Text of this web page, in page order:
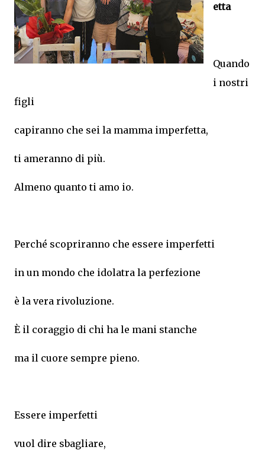
etta
Quando
i nostri
figli
capiranno che sei la mamma imperfetta,
ti ameranno di più.
Almeno quanto ti amo io.
Perché scopriranno che essere imperfetti
in un mondo che idolatra la perfezione
è la vera rivoluzione.
È il coraggio di chi ha le mani stanche
ma il cuore sempre pieno.
Essere imperfetti
vuol dire sbagliare,